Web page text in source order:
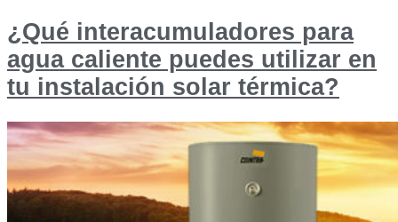
¿Qué interacumuladores para
agua caliente puedes utilizar en
tu instalación solar térmica?